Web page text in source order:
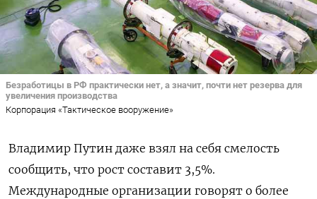
Безработицы в РФ практически нет, а значит, почти нет резерва для
увеличения производства
Корпорация «Тактическое вооружение»
Владимир Путин даже взял на себя смелость
сообщить, что рост составит 3,5%.
Международные организации говорят о более